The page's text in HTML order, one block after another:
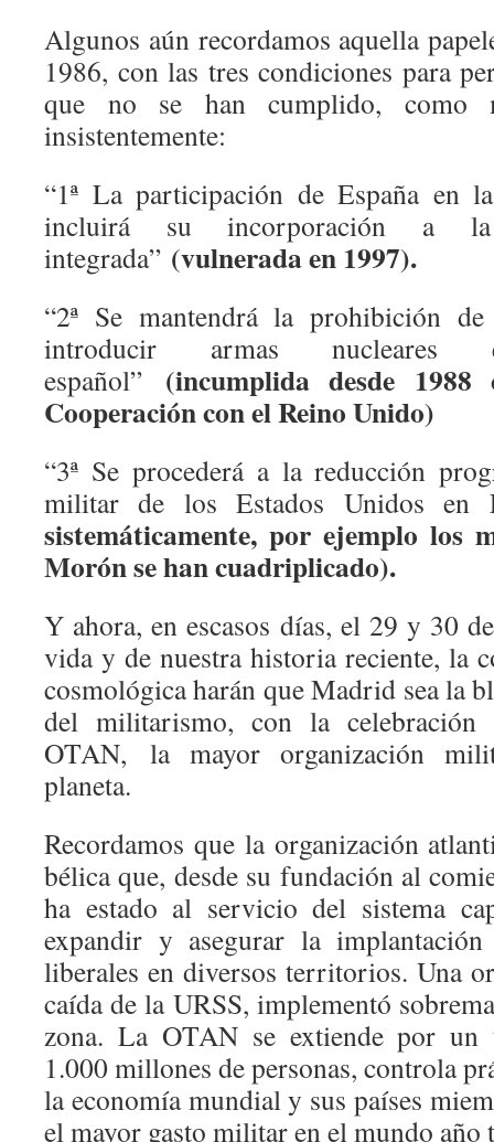
Algunos aún recordamos aquella
1986, con las tres condiciones para
que no se han cumplido, como
insistentemente:
“1ª La participación de España en
incluirá su incorporación a
integrada” (vulnerada en 1997).
“2ª Se mantendrá la prohibición
introducir armas
español” (incumplida desde
Cooperación con el Reino Unido)
“3ª Se procederá a la reducción
militar de los Estados Unidos en
sistemáticamente, por ejemplo los
Morón se han cuadriplicado).
Y ahora, en escasos días, el 29 y 30
vida y de nuestra historia reciente, la
cosmológica harán que Madrid sea la
del militarismo, con la
OTAN, la mayor organización
planeta.
Recordamos que la organización
bélica que, desde su fundación al
ha estado al servicio del sistema
expandir y asegurar la
liberales en diversos territorios. Una
caída de la URSS, implementó
zona. La OTAN se extiende por
1.000 millones de personas, controla
la economía mundial y sus países
el mayor gasto militar en el mundo año